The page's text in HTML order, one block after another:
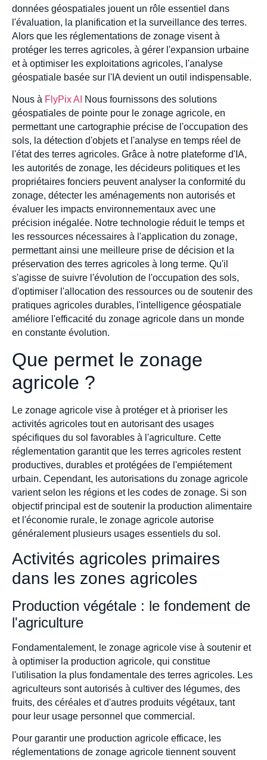
données géospatiales jouent un rôle essentiel dans
l'évaluation, la planification et la surveillance des terres.
Alors que les réglementations de zonage visent à
protéger les terres agricoles, à gérer l'expansion urbaine
et à optimiser les exploitations agricoles, l'analyse
géospatiale basée sur l'IA devient un outil indispensable.
Nous à FlyPix AI
Nous fournissons des solutions
géospatiales de pointe pour le zonage agricole, en
permettant une cartographie précise de l'occupation des
sols, la détection d'objets et l'analyse en temps réel de
l'état des terres agricoles. Grâce à notre plateforme d'IA,
les autorités de zonage, les décideurs politiques et les
propriétaires fonciers peuvent analyser la conformité du
zonage, détecter les aménagements non autorisés et
évaluer les impacts environnementaux avec une
précision inégalée. Notre technologie réduit le temps et
les ressources nécessaires à l'application du zonage,
permettant ainsi une meilleure prise de décision et la
préservation des terres agricoles à long terme. Qu'il
s'agisse de suivre l'évolution de l'occupation des sols,
d'optimiser l'allocation des ressources ou de soutenir des
pratiques agricoles durables, l'intelligence géospatiale
améliore l'efficacité du zonage agricole dans un monde
en constante évolution.
Que permet le zonage
agricole ?
Le zonage agricole vise à protéger et à prioriser les
activités agricoles tout en autorisant des usages
spécifiques du sol favorables à l'agriculture. Cette
réglementation garantit que les terres agricoles restent
productives, durables et protégées de l'empiétement
urbain. Cependant, les autorisations du zonage agricole
varient selon les régions et les codes de zonage. Si son
objectif principal est de soutenir la production alimentaire
et l'économie rurale, le zonage agricole autorise
généralement plusieurs usages essentiels du sol.
Activités agricoles primaires
dans les zones agricoles
Production végétale : le fondement de
l'agriculture
Fondamentalement, le zonage agricole vise à soutenir et
à optimiser la production agricole, qui constitue
l'utilisation la plus fondamentale des terres agricoles. Les
agriculteurs sont autorisés à cultiver des légumes, des
fruits, des céréales et d'autres produits végétaux, tant
pour leur usage personnel que commercial.
Pour garantir une production agricole efficace, les
réglementations de zonage agricole tiennent souvent